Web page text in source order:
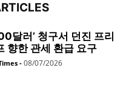
달러’ 청구서 던진 프리
향한 관세 환급 요구
- 08/07/2026